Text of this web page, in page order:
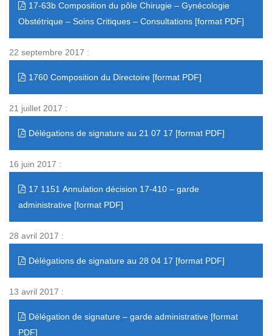
17-63b Composition du pôle Chirugie – Gynécologie
Obstétrique – Soins Critiques – Consultations
22 septembre 2017 :
1760 Composition du Directoire
21 juillet 2017 :
Délégations de signature au 21 07 17
16 juin 2017 :
17 1151 Annulation décision 17-410 – garde
administrative
28 avril 2017 :
Délégations de signature au 28 04 17
13 avril 2017 :
Délégation de signature – garde administrative